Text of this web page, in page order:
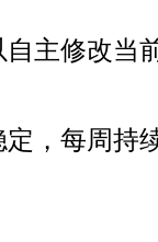
主修改当
，每周持